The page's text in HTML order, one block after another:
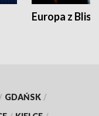
Europa z
/ GDAŃSK /